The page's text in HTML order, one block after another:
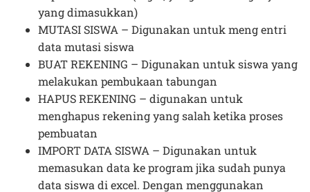
yang dimasukkan)
MUTASI SISWA – Digunakan untuk meng entri
data mutasi siswa
BUAT REKENING – Digunakan untuk siswa yang
melakukan pembukaan tabungan
HAPUS REKENING – digunakan untuk
menghapus rekening yang salah ketika proses
pembuatan
IMPORT DATA SISWA – Digunakan untuk
memasukan data ke program jika sudah punya
data siswa di excel. Dengan menggunakan